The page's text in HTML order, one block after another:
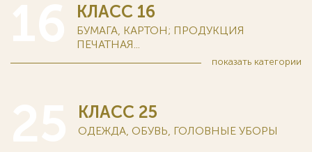
КЛАСС 16
БУМАГА, КАРТОН; ПРОДУКЦИЯ
ПЕЧАТНАЯ...
показать категории
КЛАСС 25
ОДЕЖДА, ОБУВЬ, ГОЛОВНЫЕ УБОРЫ